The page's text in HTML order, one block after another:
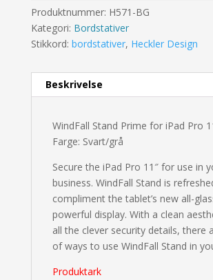
Produktnummer: H571-BG
Kategori: Bordstativer
Stikkord: bordstativer, Heckler Design
Beskrivelse
WindFall Stand Prime for iPad Pro
Farge: Svart/grå
Secure the iPad Pro 11″ for use in
business. WindFall Stand is
compliment the tablet’s new all-
powerful display. With a clean
all the clever security details, there
of ways to use WindFall Stand in
Produktark